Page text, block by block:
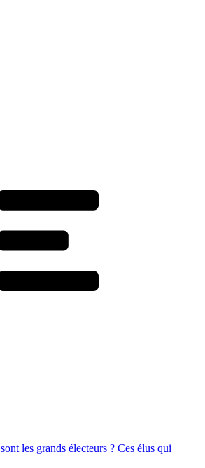
les grands électeurs ? Ces élus qui